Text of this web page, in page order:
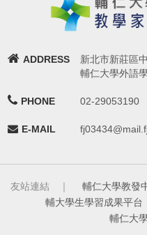
ADDRESS
新北市新莊區
輔仁大學外語
PHONE 02-29053190
E-MAIL
友站連結 ｜ 輔仁大學教發
輔大學生學習成果平台
輔仁大